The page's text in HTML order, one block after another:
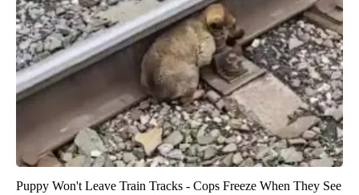
Puppy Won't Leave Train Tracks - Cops Freeze When They See